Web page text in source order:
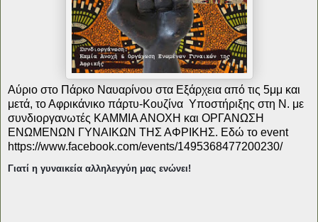
Αύριο στο Πάρκο Ναυαρίνου στα Εξάρχεια από τις 5μμ και
μετά, το Αφρικάνικο πάρτυ-Κουζίνα Υποστήριξης στη Ν. με
συνδιοργανωτές ΚΑΜΜΙΑ ΑΝΟΧΗ και ΟΡΓΑΝΩΣΗ
ΕΝΩΜΕΝΩΝ ΓΥΝΑΙΚΩΝ ΤΗΣ ΑΦΡΙΚΗΣ. Εδώ το event
https://www.facebook.com/events/1495368477200230/
Γιατί η γυναικεία αλληλεγγύη μας ενώνει!